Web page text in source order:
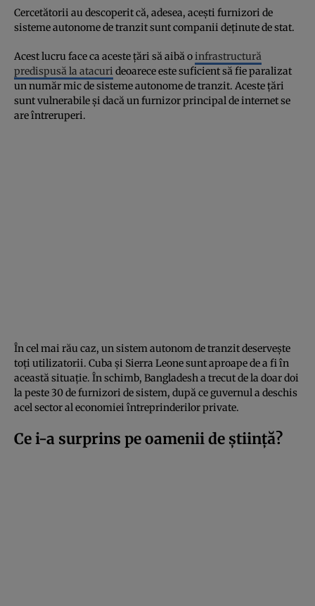
Cercetătorii au descoperit că, adesea, acești furnizori de
sisteme autonome de tranzit sunt companii deținute de stat.
Acest lucru face ca aceste țări să aibă oinfrastructură
predispusă la atacuri deoarece este suficient să fie paralizat
un număr mic de sisteme autonome de tranzit. Aceste țări
sunt vulnerabile și dacă un furnizor principal de internet se
are întreruperi.
În cel mai rău caz, un sistem autonom de tranzit deservește
toți utilizatorii. Cuba și Sierra Leone sunt aproape de a fi în
această situație. În schimb, Bangladesh a trecut de la doar doi
la peste 30 de furnizori de sistem, după ce guvernul a deschis
acel sector al economiei întreprinderilor private.
Ce i-a surprins pe oamenii de știință?